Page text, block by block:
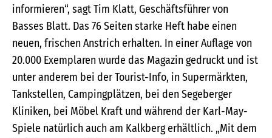
informieren“, sagt Tim Klatt, Geschäftsführer von
Basses Blatt. Das 76 Seiten starke Heft habe einen
neuen, frischen Anstrich erhalten. In einer Auflage von
20.000 Exemplaren wurde das Magazin gedruckt und ist
unter anderem bei der Tourist-Info, in Supermärkten,
Tankstellen, Campingplätzen, bei den Segeberger
Kliniken, bei Möbel Kraft und während der Karl-May-
Spiele natürlich auch am Kalkberg erhältlich. „Mit dem